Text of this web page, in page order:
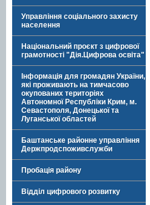
Управління соціального захисту
населення
Національний проєкт з цифрової
грамотності "Дія.Цифрова освіта"
Інформація для громадян України,
які проживають на тимчасово
окупованих територіях
Автономної Республіки Крим, м.
Севастополя, Донецької та
Луганської областей
Баштанське районне управління
Держпродспоживслужби
Пробація району
Відділ цифрового розвитку